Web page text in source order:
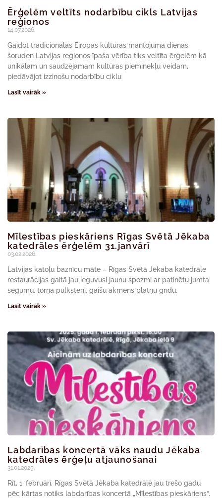
Ērģelēm veltīts nodarbību cikls Latvijas
reģionos
14.07.2026.
Gaidot tradicionālās Eiropas kultūras mantojuma dienas,
šoruden Latvijas reģionos īpaša vērība tiks veltīta ērģelēm kā
unikālam un saudzējamam kultūras pieminekļu veidam,
piedāvājot izzinošu nodarbību ciklu
Lasīt vairāk »
Mīlestības pieskāriens Rīgas Svētā Jēkaba
katedrāles ērģelēm 31.janvārī
03.02.2026.
Latvijas katoļu baznīcu māte – Rīgas Svētā Jēkaba katedrāle
restaurācijas gaitā jau ieguvusi jaunu spozmi ar patinētu jumta
segumu, torņa pulksteni, gaišu akmens plātņu grīdu,
Lasīt vairāk »
Labdarības koncertā vāks naudu Jēkaba
katedrāles ērģeļu atjaunošanai
31.01.2025.
Rīt, 1. februārī, Rīgas Svētā Jēkaba katedrālē jau trešo gadu
pēc kārtas notiks labdarības koncertā „Mīlestības pieskāriens“.